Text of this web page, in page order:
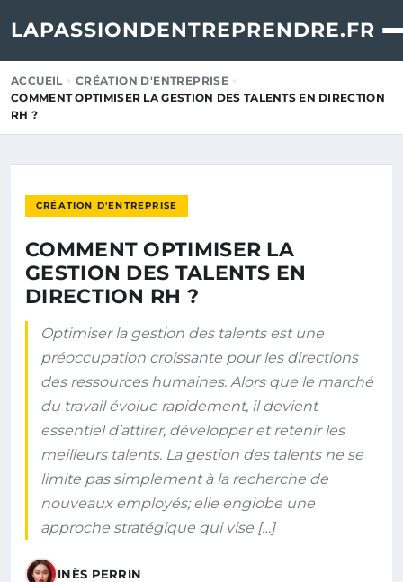
LAPASSIONDENTREPRENDRE.FR
ACCUEIL
CRÉATION D'ENTREPRISE
COMMENT OPTIMISER LA GESTION DES TALENTS EN DIRECTION
RH ?
CRÉATION D'ENTREPRISE
COMMENT OPTIMISER LA
GESTION DES TALENTS EN
DIRECTION RH ?
Optimiser la gestion des talents est une
préoccupation croissante pour les directions
des ressources humaines. Alors que le marché
du travail évolue rapidement, il devient
essentiel d’attirer, développer et retenir les
meilleurs talents. La gestion des talents ne se
limite pas simplement à la recherche de
nouveaux employés; elle englobe une
approche stratégique qui vise […]
INÈS PERRIN